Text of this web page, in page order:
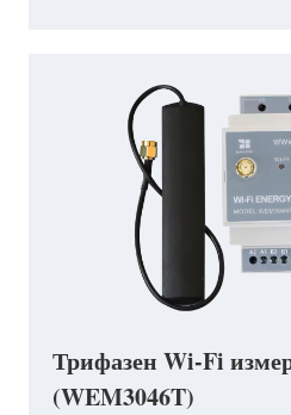
Трифазен Wi-Fi
(WEM3046T)